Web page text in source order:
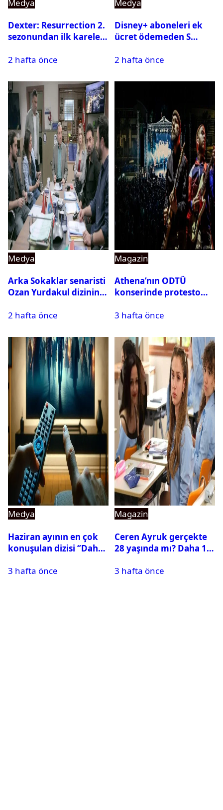
Medya
Dexter: Resurrection 2.
sezonundan ilk kareler
2 hafta önce
Medya
Disney+ aboneleri ek
ücret ödemeden S
izleyebilecek
2 hafta önce
Medya
Arka Sokaklar senaristi
Ozan Yurdakul dizinin
2 hafta önce
Magazin
Athena’nın ODTÜ
konserinde protesto
3 hafta önce
Medya
Haziran ayının en çok
konuşulan dizisi ‘’Daha
3 hafta önce
Magazin
Ceren Ayruk gerçekte
28 yaşında mı? Daha 17
3 hafta önce